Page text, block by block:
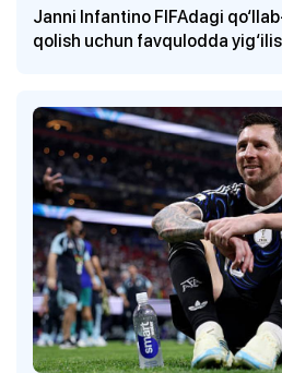
Janni Infantino FIFAdagi
qolish uchun favqulodda